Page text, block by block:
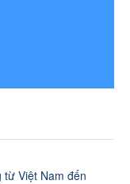
từ Việt Nam đến